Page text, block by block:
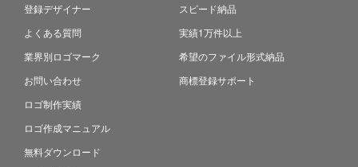
登録デザイナー
よくある質問
業界別ロゴマーク
お問い合わせ
ロゴ制作実績
ロゴ作成マニュアル
無料ダウンロード
スピード納品
実績1万件以上
希望のファイル形式納品
商標登録サポート